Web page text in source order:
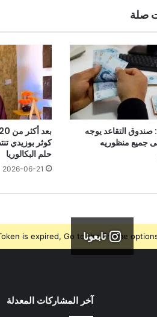
صلة
التقاعد يوجه
جميع منظوريه
كوثر بوزيدي
حلم البكالوريا
2026-06-21
تابعونا
is expired, Go to the Theme
آخر المشاركات المعدلة